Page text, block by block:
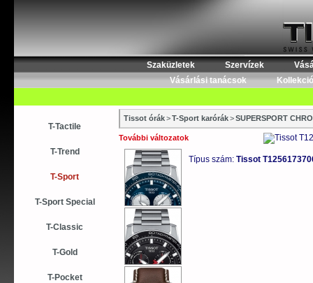
Szaküzletek Szervízek
Vásárlási tanácsok
Kollekció
T-Tactile
T-Trend
T-Sport
T-Sport Special
T-Classic
T-Gold
T-Pocket
Tissot órák>T-Sport karórák>SUPERSPORT
További változatok
Típus szám: Tissot